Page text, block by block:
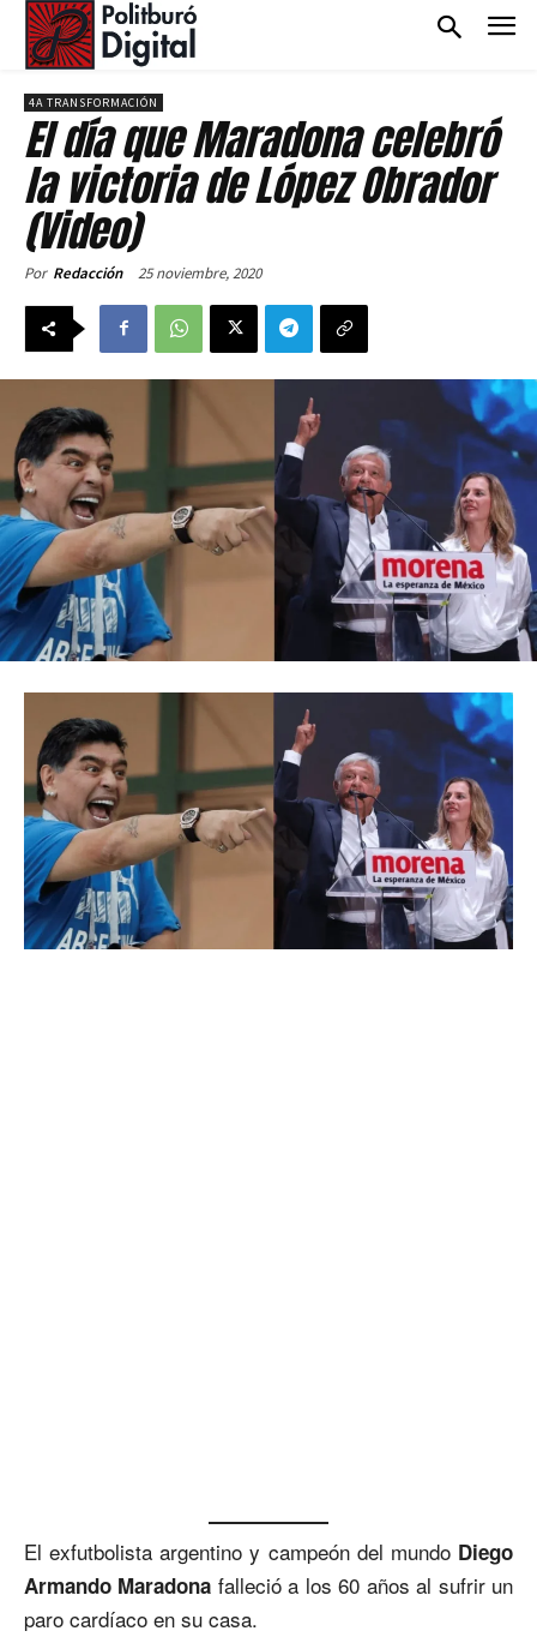
4A TRANSFORMACIÓN
El día que Maradona celebró
la victoria de López Obrador
(Video)
Por Redacción 25 noviembre, 2020
El exfutbolista argentino y campeón del mundo Diego
Armando Maradona falleció a los 60 años al sufrir un
paro cardíaco en su casa.